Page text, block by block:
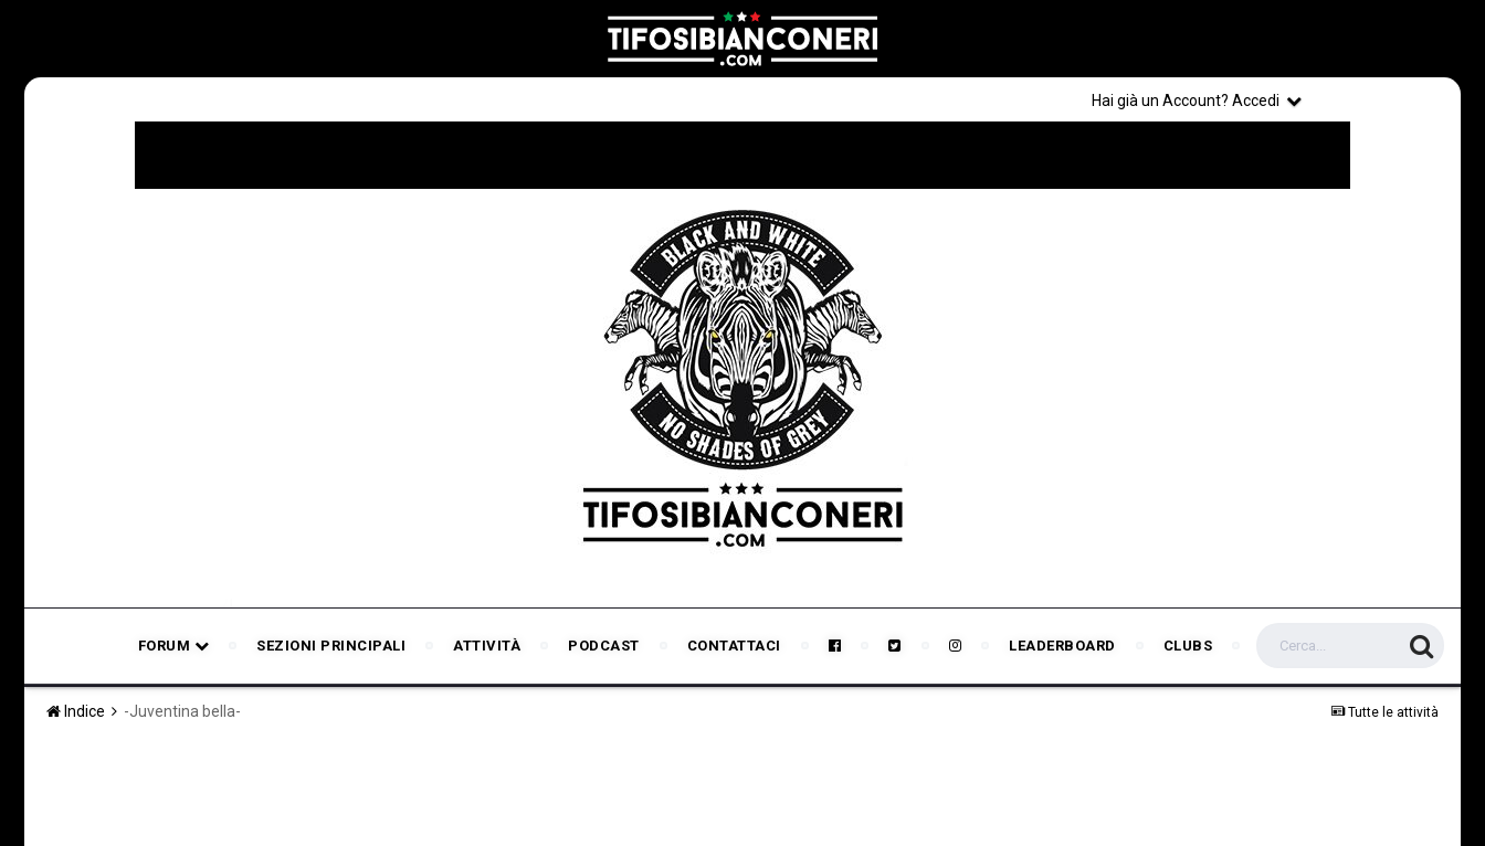
Hai già un Account? Accedi
FORUM SEZIONI PRINCIPALI ATTIVITÀ PODCAST CONTATTACI LEADERBOARD CLUBS
Tutte le attività
Indice -Juventina bella-